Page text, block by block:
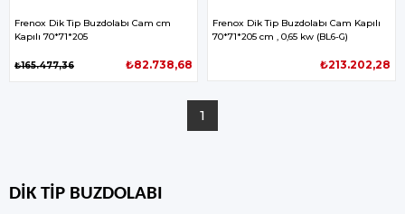
Frenox Dik Tip Buzdolabı Cam cm
Kapılı 70*71*205
₺82.738,68
₺165.477,36
Frenox Dik Tip Buzdolabı Cam Kapılı
70*71*205 cm , 0,65 kw (BL6-G)
₺213.202,28
1
DİK TİP BUZDOLABI